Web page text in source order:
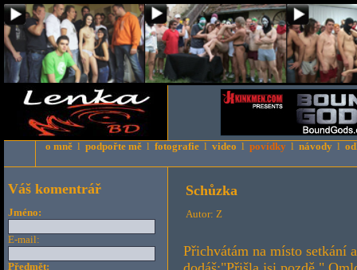
o mně l podpořte mě l fotografie l video l povídky l návody l
Schůzka
Autor: Z
Přichvátám na místo setkání
Váš komentrář
Jméno:
E-mail:
Předmět: